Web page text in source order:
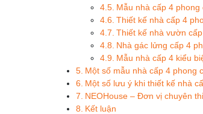
Mẫu nhà cấp 4
Thiết kế nhà cấp 4
Thiết kế nhà vườn
Nhà gác lửng cấp 4
Mẫu nhà cấp 4 kiểu
Một số mẫu nhà cấp 4 phong
Một số lưu ý khi thiết kế nhà
NEOHouse – Đơn vị chuyên
Kết luận